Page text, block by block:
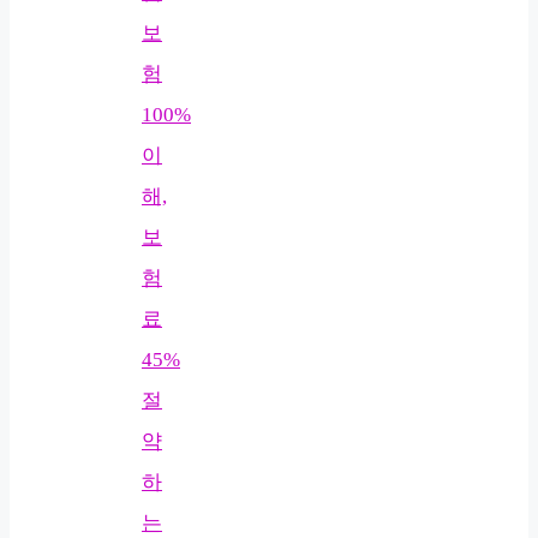
보
험
100%
이
해,
보
험
료
45%
절
약
하
는